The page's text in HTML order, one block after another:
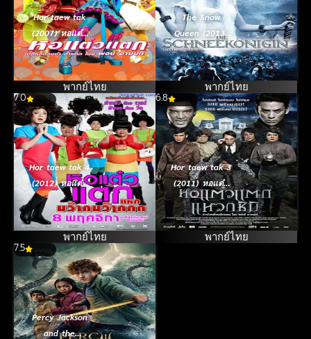
Hor taew tak
(2007) หอแต๋ว
แตก
พากย์ไทย
The Snow
Queen (2013)
สงครามมหาเวทย์
ราชินีหิมะ
พากย์ไทย
7.0
Hor taew tak 4
(2012) หอแต๋ว
แตก ภาค 4
พากย์ไทย
6.8
Hor taew tak 3
(2011) หอแต๋ว
แตก ภาค 3
พากย์ไทย
7.5
Percy Jackson
and the